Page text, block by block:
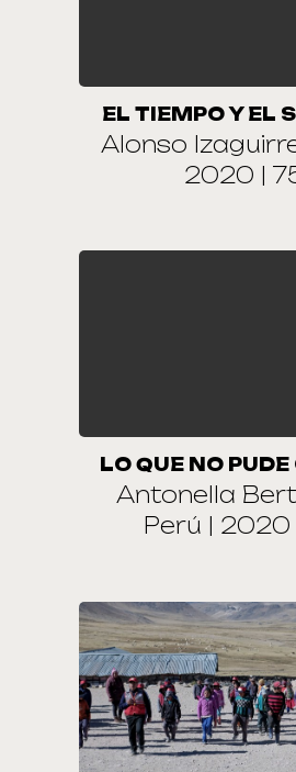
EL TIEMPO Y EL
Alonso
2020 |
LO QUE NO
Antonella
Perú | 2020